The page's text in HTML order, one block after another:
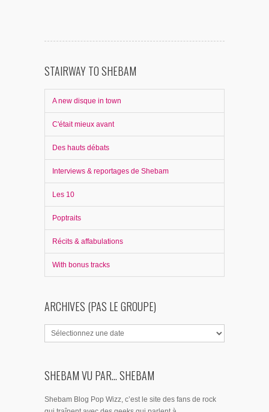
STAIRWAY TO SHEBAM
A new disque in town
C'était mieux avant
Des hauts débats
Interviews & reportages de Shebam
Les 10
Poptraits
Récits & affabulations
With bonus tracks
ARCHIVES (PAS LE GROUPE)
SHEBAM VU PAR... SHEBAM
Shebam Blog Pop Wizz, c’est le site des fans de rock